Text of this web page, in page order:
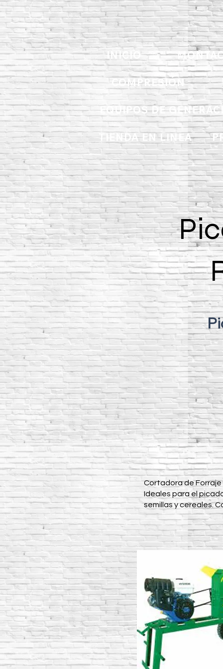
INICIO
COMPRESIÓN
EQUIPOS DE
TIENDA EN LINEA
Cortadora de Forraje
Ideales para el
semillas y cereales.